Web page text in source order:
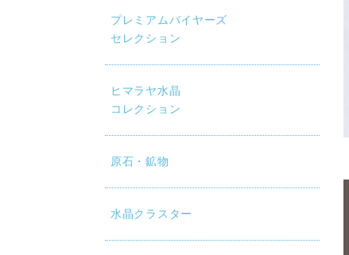
プレミアムバイヤーズ
セレクション
ヒマラヤ水晶
コレクション
原石・鉱物
水晶クラスター